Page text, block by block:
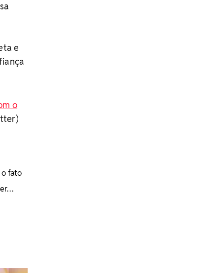
e
o
o fato